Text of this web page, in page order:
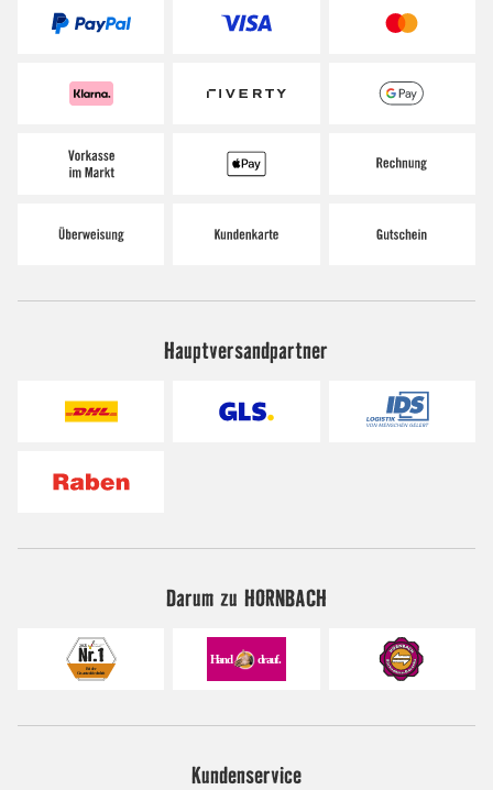
Hauptversandpartner
Darum zu HORNBACH
Kundenservice